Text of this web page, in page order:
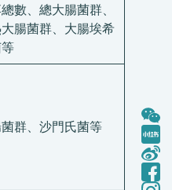
數、總大腸菌群、
腸菌群、大腸埃希
群、沙門氏菌等